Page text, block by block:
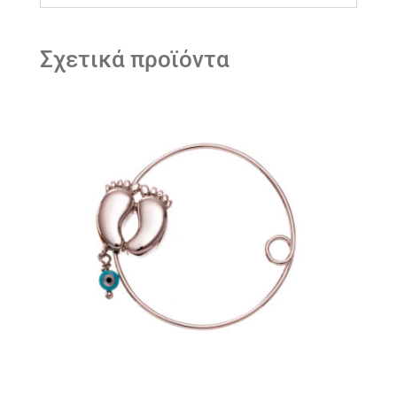
Σχετικά προϊόντα